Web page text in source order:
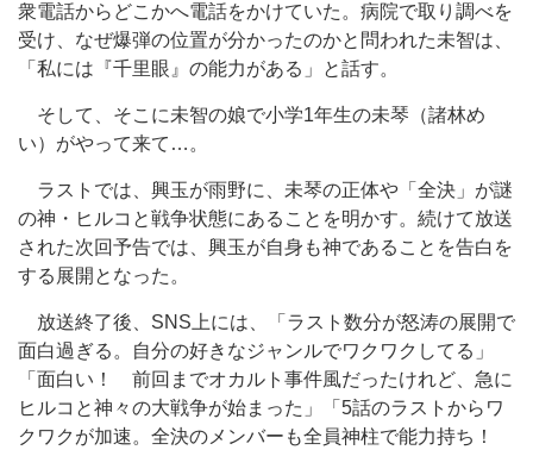
衆電話からどこかへ電話をかけていた。病院で取り調べを
受け、なぜ爆弾の位置が分かったのかと問われた未智は、
「私には『千里眼』の能力がある」と話す。
そして、そこに未智の娘で小学1年生の未琴（諸林め
い）がやって来て…。
ラストでは、興玉が雨野に、未琴の正体や「全決」が謎
の神・ヒルコと戦争状態にあることを明かす。続けて放送
された次回予告では、興玉が自身も神であることを告白を
する展開となった。
放送終了後、SNS上には、「ラスト数分が怒涛の展開で
面白過ぎる。自分の好きなジャンルでワクワクしてる」
「面白い！ 前回までオカルト事件風だったけれど、急に
ヒルコと神々の大戦争が始まった」「5話のラストからワ
クワクが加速。全決のメンバーも全員神柱で能力持ち！